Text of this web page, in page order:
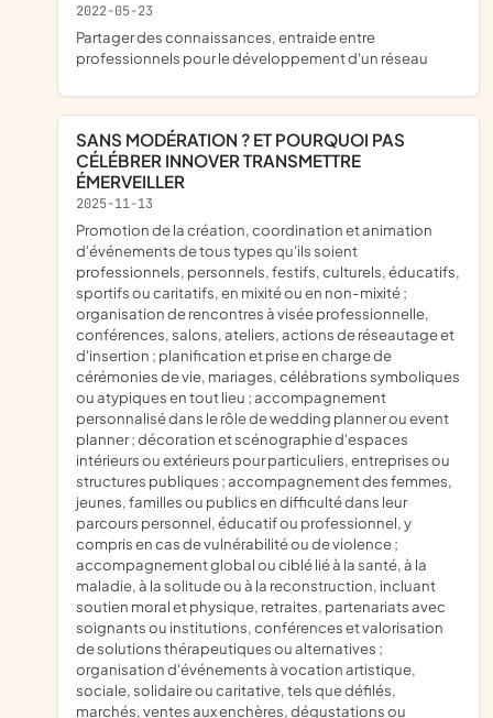
2022-05-23
partager des connaissances, entraide entre
professionnels pour le développement d'un réseau
SANS MODÉRATION ? ET POURQUOI PAS
CÉLÉBRER INNOVER TRANSMETTRE
ÉMERVEILLER
2025-11-13
promotion de la création, coordination et animation
d'événements de tous types qu'ils soient
professionnels, personnels, festifs, culturels, éducatifs,
sportifs ou caritatifs, en mixité ou en non-mixité ;
organisation de rencontres à visée professionnelle,
conférences, salons, ateliers, actions de réseautage et
d'insertion ; planification et prise en charge de
cérémonies de vie, mariages, célébrations symboliques
ou atypiques en tout lieu ; accompagnement
personnalisé dans le rôle de wedding planner ou event
planner ; décoration et scénographie d'espaces
intérieurs ou extérieurs pour particuliers, entreprises ou
structures publiques ; accompagnement des femmes,
jeunes, familles ou publics en difficulté dans leur
parcours personnel, éducatif ou professionnel, y
compris en cas de vulnérabilité ou de violence ;
accompagnement global ou ciblé lié à la santé, à la
maladie, à la solitude ou à la reconstruction, incluant
soutien moral et physique, retraites, partenariats avec
soignants ou institutions, conférences et valorisation
de solutions thérapeutiques ou alternatives ;
organisation d'événements à vocation artistique,
sociale, solidaire ou caritative, tels que défilés,
marchés, ventes aux enchères, dégustations ou